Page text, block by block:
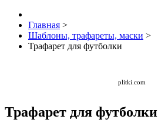
Главная >
Шаблоны, трафареты, маски >
Трафарет для футболки
plitki.com
Трафарет для футболки